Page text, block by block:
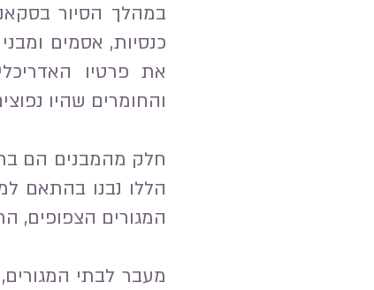
במהלך הסיור
כנסיות, אסמים
את פרטיו
והחומרים שהיו
חלק מהמבנים הם
הללו נבנו בהתאם
המגורים הצפופים,
מעבר לבתי